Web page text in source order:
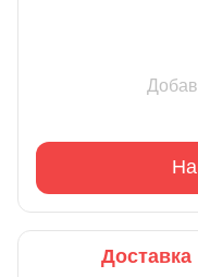
Доставка